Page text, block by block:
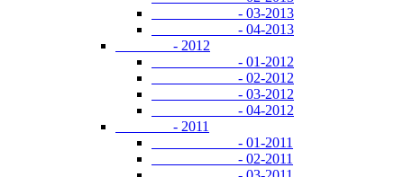
- 03-2013
- 04-2013
- 2012
- 01-2012
- 02-2012
- 03-2012
- 04-2012
- 2011
- 01-2011
- 02-2011